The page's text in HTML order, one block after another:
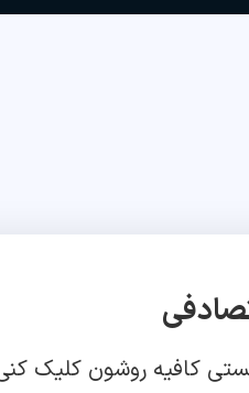
کافیه روشون کلیک